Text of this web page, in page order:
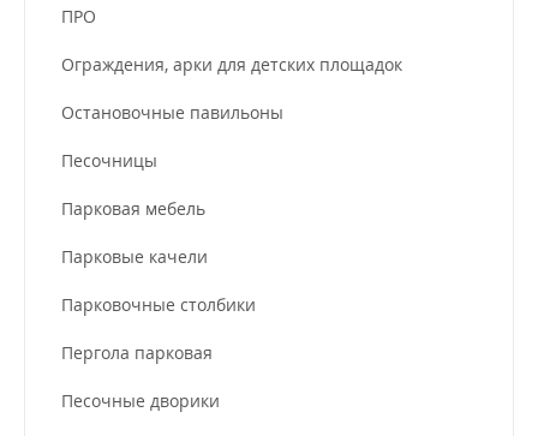
ПРО
Ограждения, арки для детских площадок
Остановочные павильоны
Песочницы
Парковая мебель
Парковые качели
Парковочные столбики
Пергола парковая
Песочные дворики